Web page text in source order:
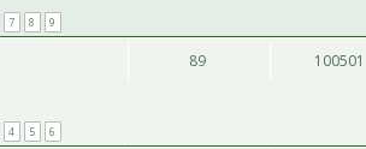
7 8 9
4 5 6
89 100501